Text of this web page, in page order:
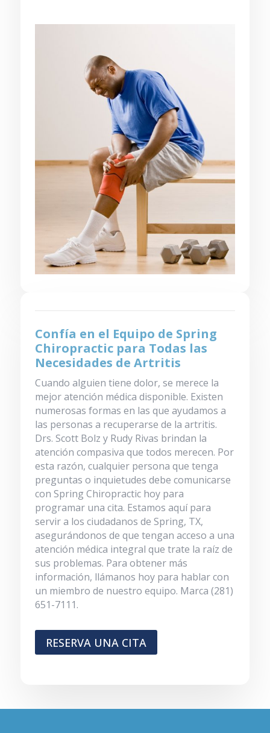
Confía en el Equipo de Spring
Chiropractic para Todas las
Necesidades de Artritis
Cuando alguien tiene dolor, se merece la
mejor atención médica disponible. Existen
numerosas formas en las que ayudamos a
las personas a recuperarse de la artritis.
Drs. Scott Bolz y Rudy Rivas brindan la
atención compasiva que todos merecen. Por
esta razón, cualquier persona que tenga
preguntas o inquietudes debe comunicarse
con Spring Chiropractic hoy para
programar una cita. Estamos aquí para
servir a los ciudadanos de Spring, TX,
asegurándonos de que tengan acceso a una
atención médica integral que trate la raíz de
sus problemas. Para obtener más
información, llámanos hoy para hablar con
un miembro de nuestro equipo. Marca (281)
651-7111.
RESERVA UNA CITA